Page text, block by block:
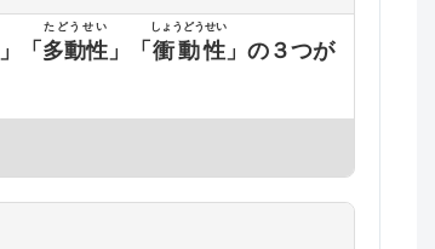
」「多動性
たどうせい
」「衝動性
しょうどうせい
」の３つが